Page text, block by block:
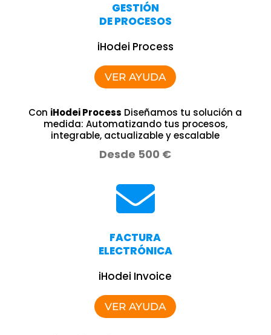
GESTIÓN
DE PROCESOS
iHodei Process
VER AYUDA
Con iHodei Process Diseñamos tu solución a
medida: Automatizando tus procesos,
integrable, actualizable y escalable
Desde 500 €

FACTURA
ELECTRÓNICA
iHodei Invoice
VER AYUDA